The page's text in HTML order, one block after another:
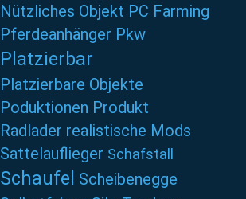
Nützliches Objekt PC Farming
Pferdeanhänger Pkw
Platzierbar
Platzierbare Objekte
Poduktionen Produkt
Radlader realistische Mods
Sattelauflieger Schafstall
Schaufel Scheibenegge